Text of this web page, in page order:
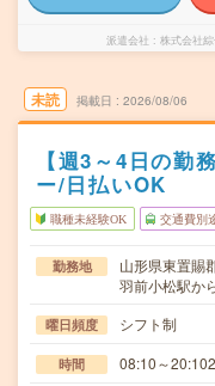
派遣会社 株式会社
未読 掲載日 2026/08/06
【週3～4日の勤
ー/日払いOK
職種未経験OK 交通費別
勤務地
山形県東置賜
羽前小松駅か
曜日頻度 シフト制
時間 08:10～